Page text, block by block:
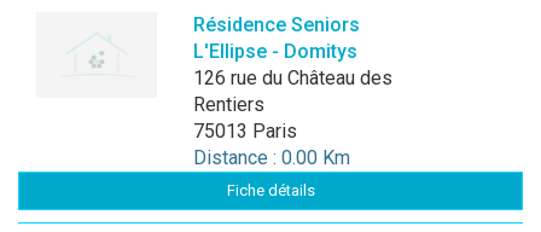
Résidence Seniors
L'Ellipse - Domitys
126 rue du Château des
Rentiers
75013 Paris
Distance : 0.00 Km
Fiche détails